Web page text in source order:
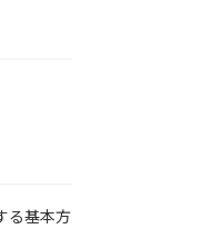
る基本方